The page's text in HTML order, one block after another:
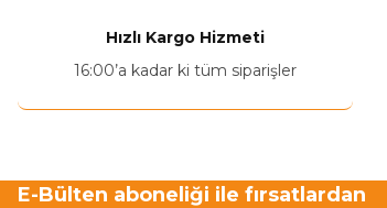
Hızlı Kargo Hizmeti
16:00’a kadar ki tüm siparişler
E-Bülten aboneliği ile fırsatlardan